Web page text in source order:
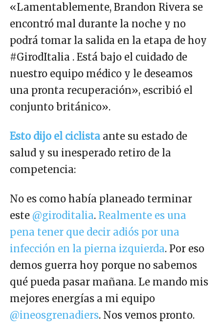
«Lamentablemente, Brandon Rivera se
encontró mal durante la noche y no
podrá tomar la salida en la etapa de hoy
#GirodItalia . Está bajo el cuidado de
nuestro equipo médico y le deseamos
una pronta recuperación», escribió el
conjunto británico».
Esto dijo el ciclista ante su estado de
salud y su inesperado retiro de la
competencia:
No es como había planeado terminar
este @giroditalia. Realmente es una
pena tener que decir adiós por una
infección en la pierna izquierda. Por eso
demos guerra hoy porque no sabemos
qué pueda pasar mañana. Le mando mis
mejores energías a mi equipo
@ineosgrenadiers. Nos vemos pronto.